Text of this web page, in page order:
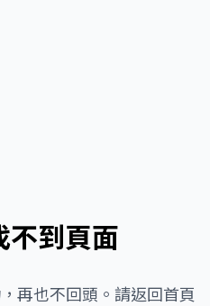
到頁面
再也不回頭。請返回首頁